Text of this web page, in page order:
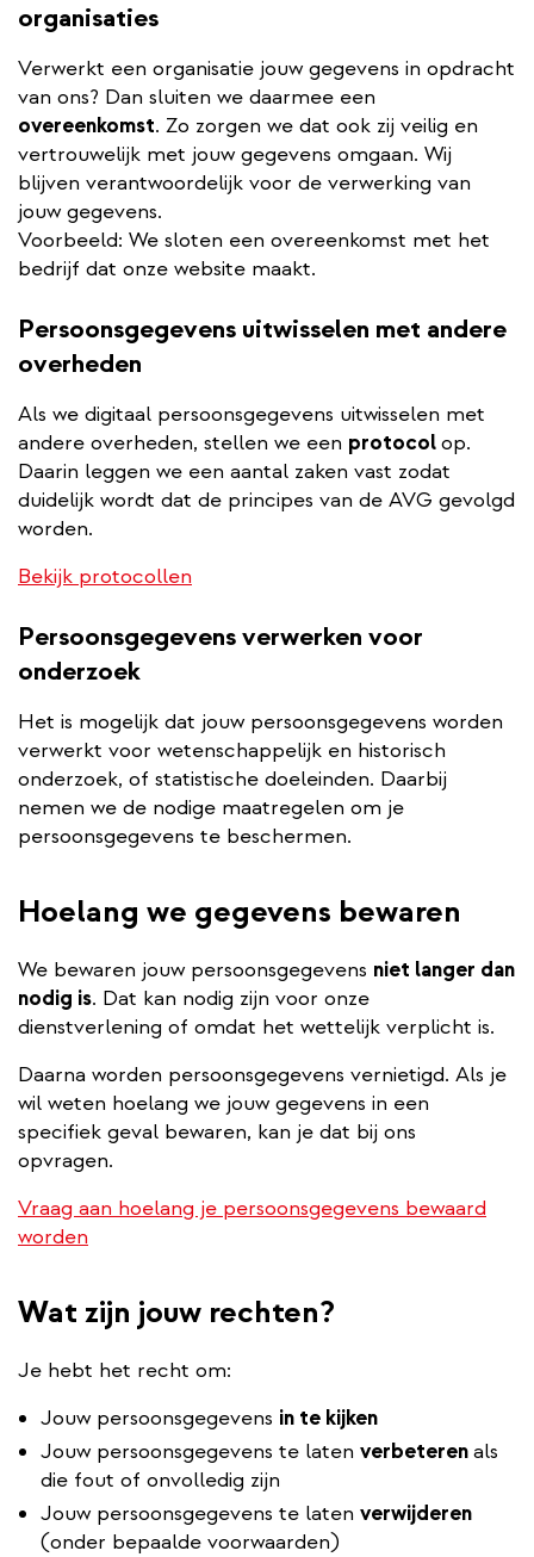
organisaties
Verwerkt een organisatie jouw gegevens in opdracht
van ons? Dan sluiten we daarmee een
overeenkomst. Zo zorgen we dat ook zij veilig en
vertrouwelijk met jouw gegevens omgaan. Wij
blijven verantwoordelijk voor de verwerking van
jouw gegevens.
Voorbeeld: We sloten een overeenkomst met het
bedrijf dat onze website maakt.
Persoonsgegevens uitwisselen met andere
overheden
Als we digitaal persoonsgegevens uitwisselen met
andere overheden, stellen we een protocolop.
Daarin leggen we een aantal zaken vast zodat
duidelijk wordt dat de principes van de AVG gevolgd
worden.
Bekijk protocollen
Persoonsgegevens verwerken voor
onderzoek
Het is mogelijk dat jouw persoonsgegevens worden
verwerkt voor wetenschappelijk en historisch
onderzoek, of statistische doeleinden. Daarbij
nemen we de nodige maatregelen om je
persoonsgegevens te beschermen.
Hoelang we gegevens bewaren
We bewaren jouw persoonsgegevens niet langer dan
nodig is. Dat kan nodig zijn voor onze
dienstverlening of omdat het wettelijk verplicht is.
Daarna worden persoonsgegevens vernietigd. Als je
wil weten hoelang we jouw gegevens in een
specifiek geval bewaren, kan je dat bij ons
opvragen.
Vraag aan hoelang je persoonsgegevens bewaard
worden
Wat zijn jouw rechten?
Je hebt het recht om:
Jouw persoonsgegevens in te kijken
Jouw persoonsgegevens te laten verbeterenals
die fout of onvolledig zijn
Jouw persoonsgegevens te laten verwijderen
(onder bepaalde voorwaarden)